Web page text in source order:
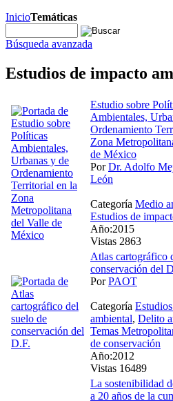
InicioTemáticas
Búsqueda avanzada
Estudios de impacto
Estudio sobre
Ambientales,
Ordenamiento
Zona
de México
PorDr. Adolfo
León
Categoría Medio
Estudios de
Año:2015
Vistas 2863
Atlas cartográfico
conservación del
PorPAOT
Categoría
ambiental, Delito
Temas
de conservación
Año:2012
Vistas 16489
La sostenibilidad
a 20 años de la